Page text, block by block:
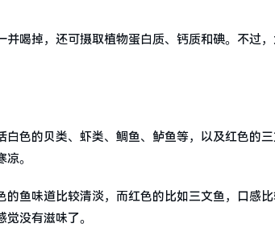
喝掉，还可摄取植物蛋白质、钙质和碘。不过
色的贝类、虾类、鲷鱼、鲈鱼等，以及红色的
。
鱼味道比较清淡，而红色的比如三文鱼，口感
没有滋味了。